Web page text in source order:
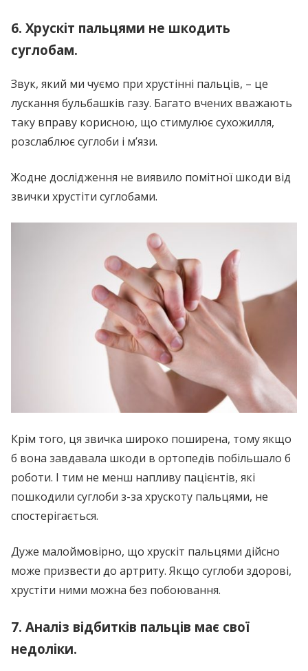
6. Хрускіт пальцями не шкодить
суглобам.
Звук, який ми чуємо при хрустінні пальців, – це
лускання бульбашків газу. Багато вчених вважають
таку вправу корисною, що стимулює сухожилля,
розслаблює суглоби і м’язи.
Жодне дослідження не виявило помітної шкоди від
звички хрустіти суглобами.
Крім того, ця звичка широко поширена, тому якщо
б вона завдавала шкоди в ортопедів побільшало б
роботи. І тим не менш напливу пацієнтів, які
пошкодили суглоби з-за хрускоту пальцями, не
спостерігається.
Дуже малоймовірно, що хрускіт пальцями дійсно
може призвести до артриту. Якщо суглоби здорові,
хрустіти ними можна без побоювання.
7. Аналіз відбитків пальців має свої
недоліки.